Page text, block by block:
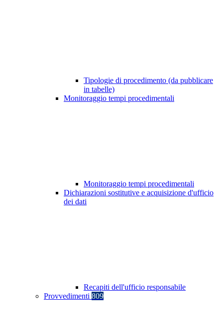
Tipologie di procedimento (da pubblicare
in tabelle)
Monitoraggio tempi procedimentali
Monitoraggio tempi procedimentali
Dichiarazioni sostitutive e acquisizione d'ufficio
dei dati
Recapiti dell'ufficio responsabile
Provvedimenti 809